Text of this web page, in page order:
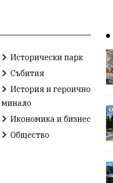
Исторически парк
Събития
История и героично
минало
Икономика и бизнес
Общество